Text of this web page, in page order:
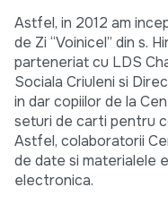
Astfel, in 2012 am
de Zi “Voinicel” din s.
parteneriat cu LDS
Sociala Criuleni si
in dar copiilor de la
seturi de carti pentru
Astfel, colaboratorii
de date si materialele
electronica.